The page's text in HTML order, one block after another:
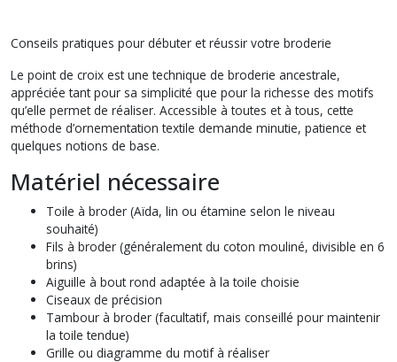
Conseils pratiques pour débuter et réussir votre broderie
Le point de croix est une technique de broderie ancestrale,
appréciée tant pour sa simplicité que pour la richesse des motifs
qu’elle permet de réaliser. Accessible à toutes et à tous, cette
méthode d’ornementation textile demande minutie, patience et
quelques notions de base.
Matériel nécessaire
Toile à broder (Aïda, lin ou étamine selon le niveau
souhaité)
Fils à broder (généralement du coton mouliné, divisible en 6
brins)
Aiguille à bout rond adaptée à la toile choisie
Ciseaux de précision
Tambour à broder (facultatif, mais conseillé pour maintenir
la toile tendue)
Grille ou diagramme du motif à réaliser